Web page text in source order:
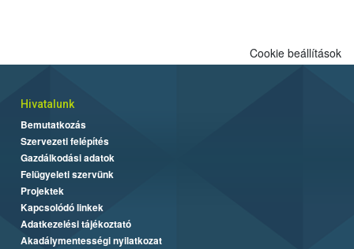
Cookie beállítások
Hivatalunk
Bemutatkozás
Szervezeti felépítés
Gazdálkodási adatok
Felügyeleti szervünk
Projektek
Kapcsolódó linkek
Adatkezelési tájékoztató
Akadálymentességi nyilatkozat